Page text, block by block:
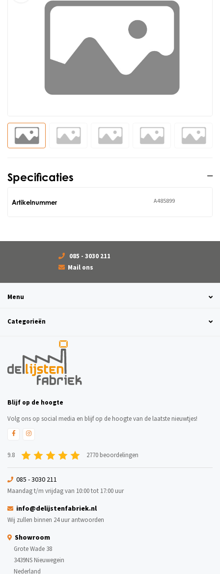
Specificaties
Artikelnummer A485899
085 - 3030 211
Mail ons
Menu
Categorieën
Blijf op de hoogte
Volg ons op social media en blijf op de hoogte van de laatste nieuwtjes!
9.8 2770 beoordelingen
085 - 3030 211
Maandag t/m vrijdag van 10:00 tot 17:00 uur
info@delijstenfabriek.nl
Wij zullen binnen 24 uur antwoorden
Showroom
Grote Wade 38
3439NS Nieuwegein
Nederland